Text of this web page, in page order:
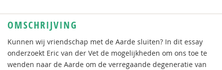
OMSCHRIJVING
Kunnen wij vriendschap met de Aarde sluiten? In dit essay
onderzoekt Eric van der Vet de mogelijkheden om ons toe te
wenden naar de Aarde om de verregaande degeneratie van